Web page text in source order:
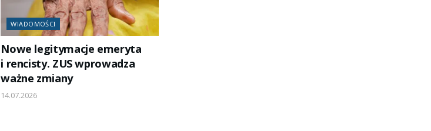
WIADOMOŚCI
Nowe legitymacje emeryta
i rencisty. ZUS wprowadza
ważne zmiany
14.07.2026